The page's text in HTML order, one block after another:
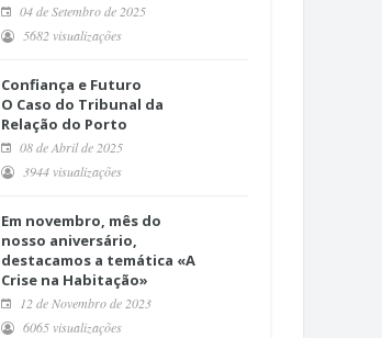
04 de Setembro de 2025
5682 visualizações
Confiança e Futuro
O Caso do Tribunal da
Relação do Porto
08 de Abril de 2025
3944 visualizações
Em novembro, mês do
nosso aniversário,
destacamos a temática «A
Crise na Habitação»
12 de Novembro de 2023
6065 visualizações